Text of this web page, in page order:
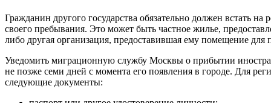
Гражданин другого государства обязательно должен встать
своего пребывания. Это может быть частное жилье,
либо другая организация, предоставившая ему помещение для
Уведомить миграционную службу Москвы о прибытии
не позже семи дней с момента его появления в городе. Для
следующие документы: